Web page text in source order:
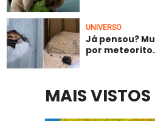
UNIVERSO
Já pensou?
por
MAIS VISTOS